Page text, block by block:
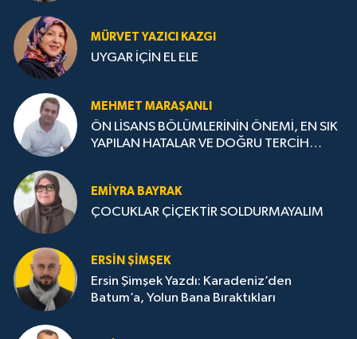
MÜRVET YAZICI KAZGI
UYGAR İÇİN EL ELE
MEHMET MARAŞANLI
ÖN LİSANS BÖLÜMLERİNİN ÖNEMİ, EN SIK
YAPILAN HATALAR VE DOĞRU TERCİH
EMIYRA BAYRAK
ÇOCUKLAR ÇİÇEKTİR SOLDURMAYALIM
ERSIN ŞIMŞEK
Ersin Şimşek Yazdı: Karadeniz’den
Batum’a, Yolun Bana Bıraktıkları